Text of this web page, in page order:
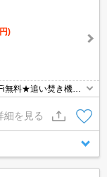
)
料★追い焚き機能
地です♪ オンライン
す！
細を見る